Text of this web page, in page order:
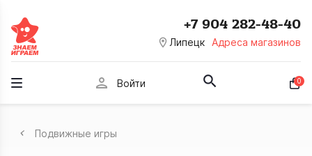
room Липецк Адреса магазинов
+7 904 282-48-40
person Войти 0
Подвижные игры